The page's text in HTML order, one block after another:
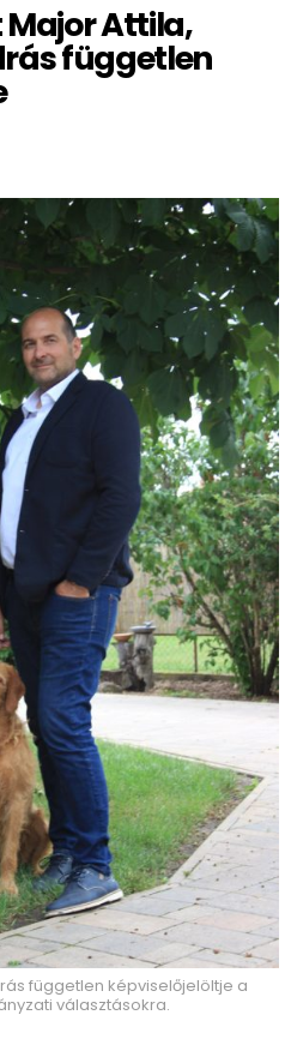
Attila,
független
független képviselőjelöltje a
választásokra.